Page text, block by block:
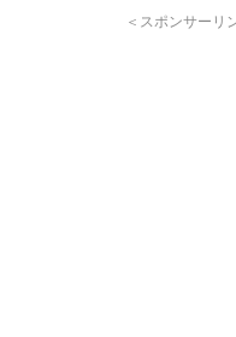
＜スポンサーリ